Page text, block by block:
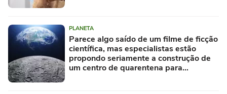
PLANETA
Parece algo saído de um filme de ficção
científica, mas especialistas estão
propondo seriamente a construção de
um centro de quarentena para